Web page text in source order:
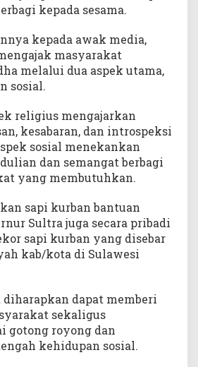
kepada sesama.
kepada awak media,
masyarakat
melalui dua aspek utama,
sosial.
religius mengajarkan
kesabaran, dan introspeksi
sosial menekankan
dan semangat berbagi
yang membutuhkan.
sapi kurban bantuan
Sultra juga secara pribadi
sapi kurban yang disebar
kab/kota di Sulawesi
dapat memberi
sekaligus
gotong royong dan
kehidupan sosial.